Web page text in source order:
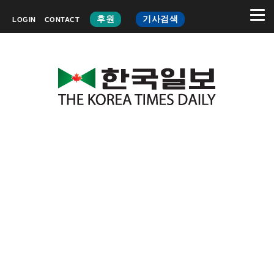
LOGIN CONTACT 후원 기사검색